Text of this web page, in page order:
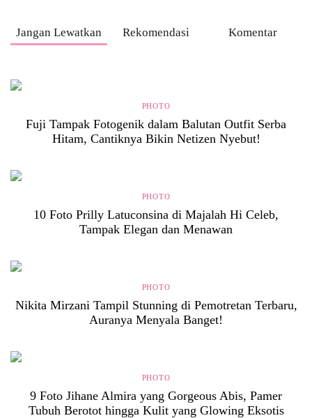
Jangan Lewatkan Rekomendasi Komentar
PHOTO
Fuji Tampak Fotogenik dalam Balutan Outfit Serba
Hitam, Cantiknya Bikin Netizen Nyebut!
PHOTO
10 Foto Prilly Latuconsina di Majalah Hi Celeb,
Tampak Elegan dan Menawan
PHOTO
Nikita Mirzani Tampil Stunning di Pemotretan Terbaru,
Auranya Menyala Banget!
PHOTO
9 Foto Jihane Almira yang Gorgeous Abis, Pamer
Tubuh Berotot hingga Kulit yang Glowing Eksotis